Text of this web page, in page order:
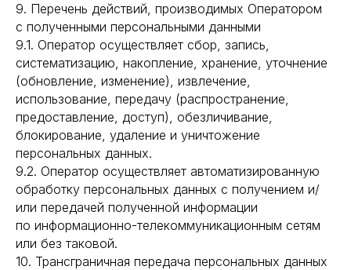
9. Перечень действий, производимых Оператором
с полученными персональными данными
9.1. Оператор осуществляет сбор, запись,
систематизацию, накопление, хранение, уточнение
(обновление, изменение), извлечение,
использование, передачу (распространение,
предоставление, доступ), обезличивание,
блокирование, удаление и уничтожение
персональных данных.
9.2. Оператор осуществляет автоматизированную
обработку персональных данных с получением и/
или передачей полученной информации
по информационно-телекоммуникационным сетям
или без таковой.
10. Трансграничная передача персональных данных